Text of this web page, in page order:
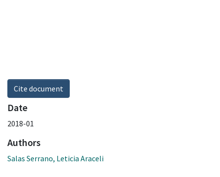
Cite document
Date
2018-01
Authors
Salas Serrano, Leticia Araceli